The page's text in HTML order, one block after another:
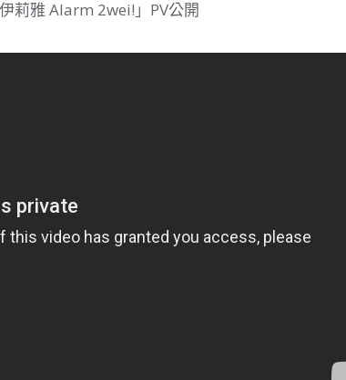
莉雅 Alarm 2wei!」PV公開